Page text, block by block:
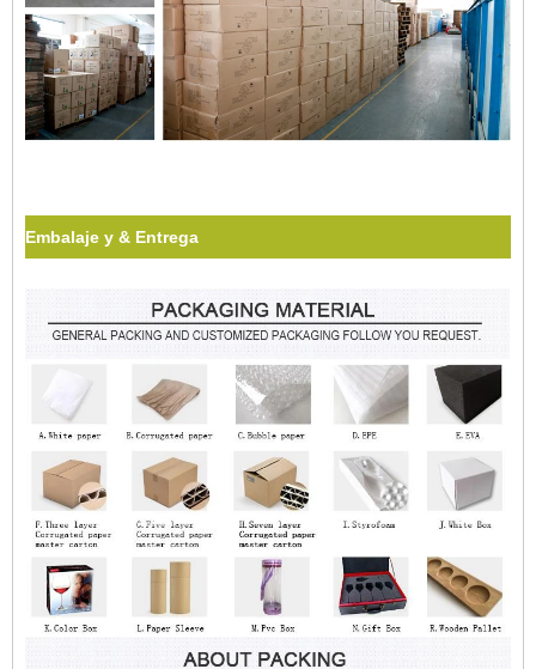
Embalaje y & Entrega